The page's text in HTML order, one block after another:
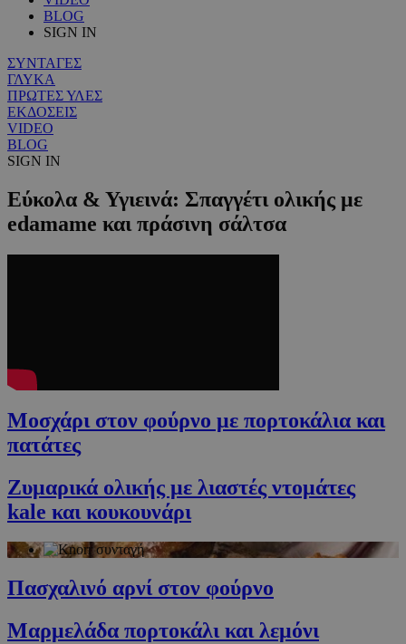
BLOG
SIGN IN
ΣΥΝΤΑΓΕΣ
ΓΛΥΚΑ
ΠΡΩΤΕΣ ΥΛΕΣ
ΕΚΔΟΣΕΙΣ
VIDEO
BLOG
SIGN IN
Εύκολα & Υγιεινά: Σπαγγέτι ολικής με
edamame και πράσινη σάλτσα
Μοσχάρι στον φούρνο με πορτοκάλια και
πατάτες
Ζυμαρικά ολικής με λιαστές ντομάτες
kale και κουκουνάρι
Πασχαλινό αρνί στον φούρνο
Μαρμελάδα πορτοκάλι και λεμόνι